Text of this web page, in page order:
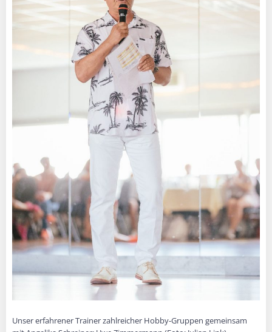
Unser erfahrener Trainer zahlreicher Hobby-Gruppen gemeinsam